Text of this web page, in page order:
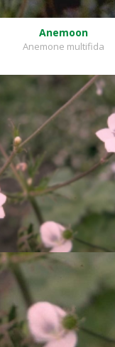
Anemoon
Anemone multifida